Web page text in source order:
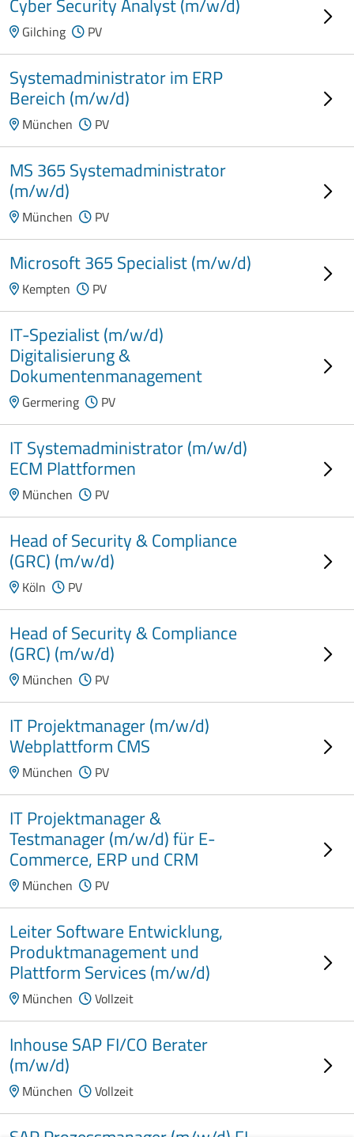
Gilching PV
Systemadministrator im ERP
Bereich (m/w/d)
München PV
MS 365 Systemadministrator
(m/w/d)
München PV
Microsoft 365 Specialist (m/w/d)
Kempten PV
IT-Spezialist (m/w/d)
Digitalisierung &
Dokumentenmanagement
Germering PV
IT Systemadministrator (m/w/d)
ECM Plattformen
München PV
Head of Security & Compliance
(GRC) (m/w/d)
Köln PV
Head of Security & Compliance
(GRC) (m/w/d)
München PV
IT Projektmanager (m/w/d)
Webplattform CMS
München PV
IT Projektmanager &
Testmanager (m/w/d) für E-
Commerce, ERP und CRM
München PV
Leiter Software Entwicklung,
Produktmanagement und
Plattform Services (m/w/d)
München Vollzeit
Inhouse SAP FI/CO Berater
(m/w/d)
München Vollzeit